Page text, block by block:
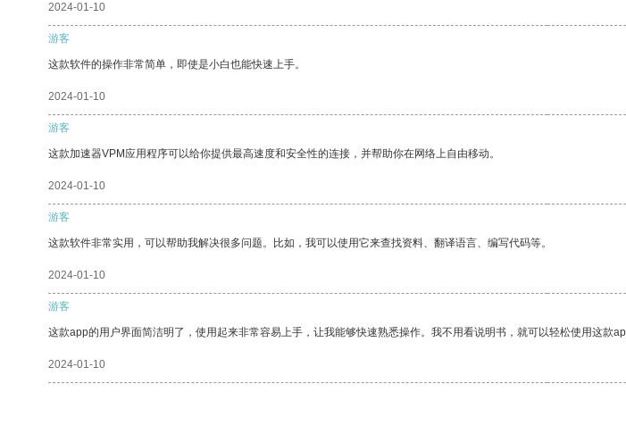
2024-01-10
游客
这款软件的操作非常简单，即使是小白也能快速上手。
2024-01-10
游客
这款加速器VPM应用程序可以给你提供最高速度和安全性的连接，并帮助你在网络上自由移动。
2024-01-10
游客
这款软件非常实用，可以帮助我解决很多问题。比如，我可以使用它来查找资料、翻译语言、编写代码等。
2024-01-10
游客
这款app的用户界面简洁明了，使用起来非常容易上手，让我能够快速熟悉操作。我不用看说明书，就可以轻松使用这款
2024-01-10